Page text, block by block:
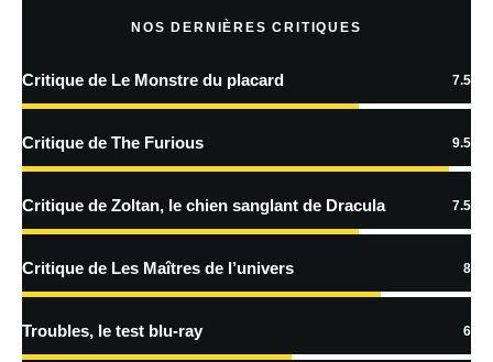
plus sur la façon dont les données de vos commentaires sont
NOS DERNIÈRES CRITIQUES
Critique de Le Monstre du placard 7.5
Critique de The Furious 9.5
Critique de Zoltan, le chien sanglant de Dracula 7.5
Critique de Les Maîtres de l’univers 8
Troubles, le test blu-ray 6